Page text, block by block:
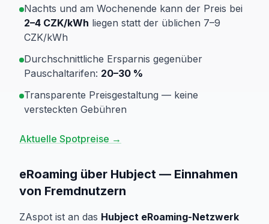
Nachts und am Wochenende kann der Preis bei
2–4 CZK/kWh liegen statt der üblichen 7–9
CZK/kWh
Durchschnittliche Ersparnis gegenüber
Pauschaltarifen: 20–30 %
Transparente Preisgestaltung — keine
versteckten Gebühren
Aktuelle Spotpreise →
eRoaming über Hubject — Einnahmen
von Fremdnutzern
ZAspot ist an das Hubject eRoaming-Netzwerk